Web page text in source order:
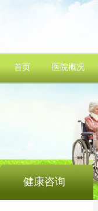
首页 医院概况
健康咨询